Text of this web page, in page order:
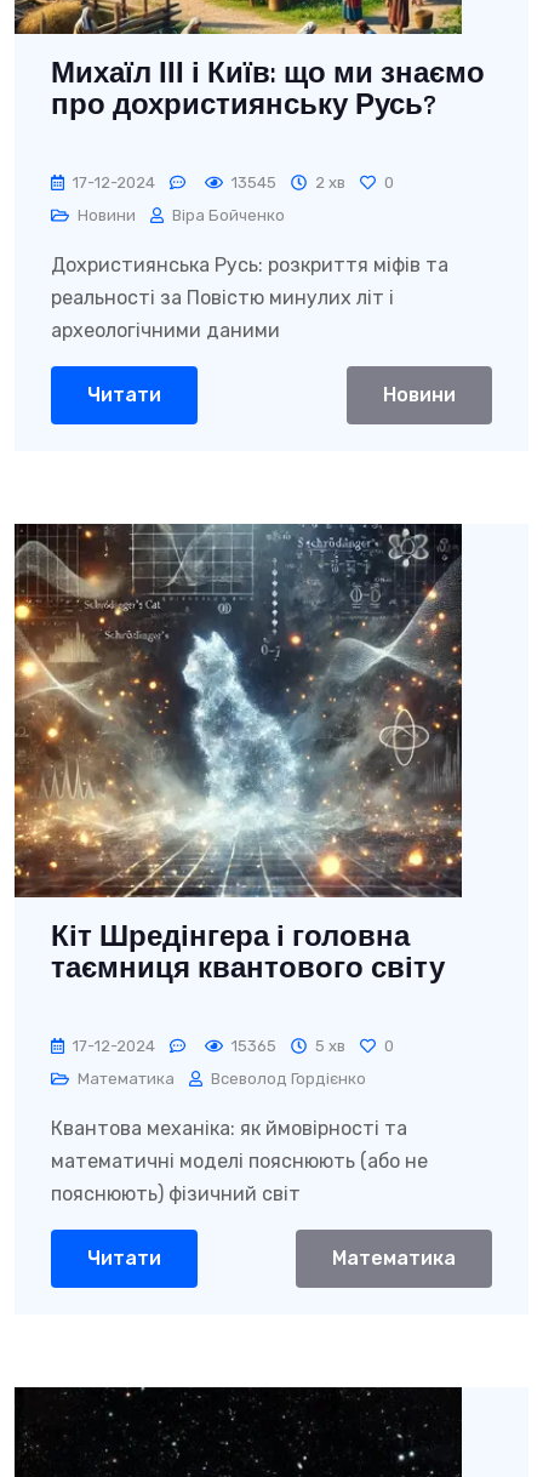
Михаїл ІІІ і Київ: що ми знаємо
про дохристиянську Русь?
17-12-2024 13545 2 хв
0
Новини
Віра Бойченко
Дохристиянська Русь: розкриття міфів та
реальності за Повістю минулих літ і
археологічними даними
Читати Новини
Кіт Шредінгера і головна
таємниця квантового світу
17-12-2024 15365 5 хв
0
Математика
Всеволод Гордієнко
Квантова механіка: як ймовірності та
математичні моделі пояснюють (або не
пояснюють) фізичний світ
Читати Математика